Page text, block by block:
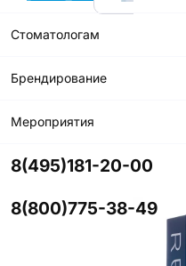
Стоматологам
Брендирование
Мероприятия
8(495)181-20-00
8(800)775-38-49